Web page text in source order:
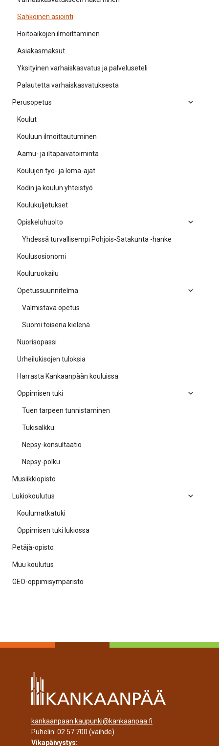
Sähköinen asiointi
Hoitoaikojen ilmoittaminen
Asiakasmaksut
Yksityinen varhaiskasvatus ja palveluseteli
Palautetta varhaiskasvatuksesta
Perusopetus
Koulut
Kouluun ilmoittautuminen
Aamu- ja iltapäivätoiminta
Koulujen työ- ja loma-ajat
Kodin ja koulun yhteistyö
Koulukuljetukset
Opiskeluhuolto
Yhdessä turvallisempi Pohjois-Satakunta -hanke
Koulusosionomi
Kouluruokailu
Opetussuunnitelma
Valmistava opetus
Suomi toisena kielenä
Nuorisopassi
Urheilukisojen tuloksia
Harrasta Kankaanpään kouluissa
Oppimisen tuki
Tuen tarpeen tunnistaminen
Tukisalkku
Nepsy-konsultaatio
Nepsy-polku
Musiikkiopisto
Lukiokoulutus
Koulumatkatuki
Oppimisen tuki lukiossa
Petäjä-opisto
Muu koulutus
GEO-oppimisympäristö
kankaanpaan.kaupunki@kankaanpaa.fi
Puhelin: 02 57 700 (vaihde)
Vikapäivystys: